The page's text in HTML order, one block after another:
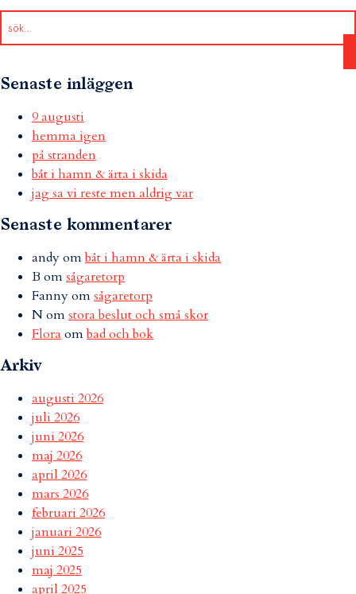
Senaste inläggen
9 augusti
hemma igen
på stranden
båt i hamn & ärta i skida
jag sa vi reste men aldrig var
Senaste kommentarer
andyombåt i hamn & ärta i skida
B omsågaretorp
Fannyomsågaretorp
Nomstora beslut och små skor
Flora ombad och bok
Arkiv
augusti 2026
juli 2026
juni 2026
maj 2026
april 2026
mars 2026
februari 2026
januari 2026
juni 2025
maj 2025
april 2025